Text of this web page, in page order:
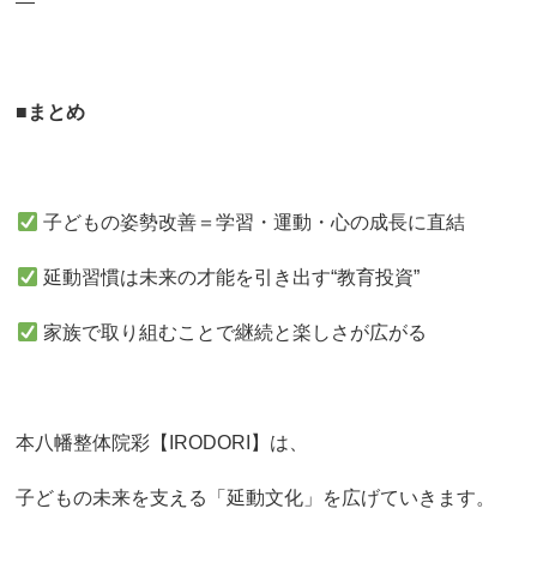
■ まとめ
子どもの姿勢改善＝学習・運動・心の成長に直結
延動習慣は未来の才能を引き出す“教育投資”
家族で取り組むことで継続と楽しさが広がる
本八幡整体院彩【IRODORI】は、
子どもの未来を支える「延動文化」を広げていきます。